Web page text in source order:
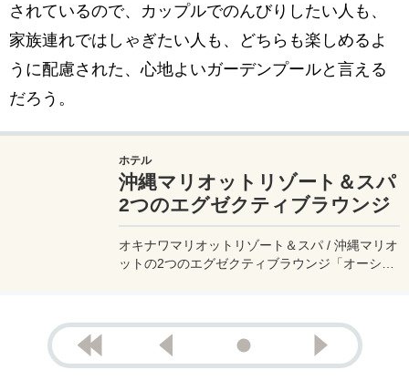
されているので、カップルでのんびりしたい人も、
家族連れではしゃぎたい人も、どちらも楽しめるよ
うに配慮された、心地よいガーデンプールと言える
だろう。
ホテル
沖縄マリオットリゾート＆スパ
2つのエグゼクティブラウンジ
オキナワマリオットリゾート＆スパ / 沖縄マリオ
ットの2つのエグゼクティブラウンジ「オーシャ
ラチナエリート会員以上が利用可能なラウンジと
なっている。